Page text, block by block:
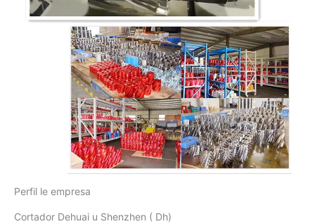
Perfil le empresa
Cortador Dehuai u Shenzhen ( Dh)